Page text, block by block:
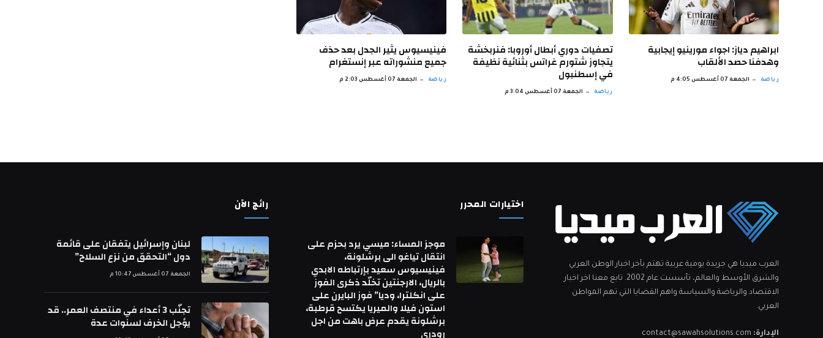
ابراهيم دياز: اجواء مورينيو إيجابية
وهدفنا حصد الألقاب
رياضة الجمعة 07 أغسطس 4:05 م
تصفيات دوري أبطال أوروبا: فنربخشة
يتجاوز شتورم غراتس بثنائية نظيفة
في إسطنبول
رياضة الجمعة 07 أغسطس 3:04 م
فينيسيوس يثير الجدل بعد حذف
جميع منشوراته عبر إنستغرام
رياضة الجمعة 07 أغسطس 2:03 م
العرب ميديا هي جريدة يومية عربية تهتم بآخر اخبار الوطن العربي
والشرق الأوسط والعالم، تأسست عام 2002. تابع معنا اخر اخبار
الاقتصاد والرياضة والسياسة واهم القضايا التي تهم المواطن
العربي.
الإدارة: contact@sawahsolutions.com
اختيارات المحرر
موجز المساء: ميسي يرد بحزم على
انتقال تياغو الى برشلونة،
فينيسيوس سعيد بإرتباطه الابدي
بالريال، الارجنتين تخلّد ذكرى الفوز
على انكلترا، وديا” فوز البايرن على
استون فيلا والميريا يكتسح قرطبة،
برشلونة يقدم عرض باهت من اجل
رودري
رائج الآن
لبنان وإسرائيل يتفقان على قائمة
دول “التحقق من نزع السلاح”
الجمعة 07 أغسطس 10:47 م
تجنّب 3 أعداء في منتصف العمر.. قد
يؤجل الخرف لسنوات عدة